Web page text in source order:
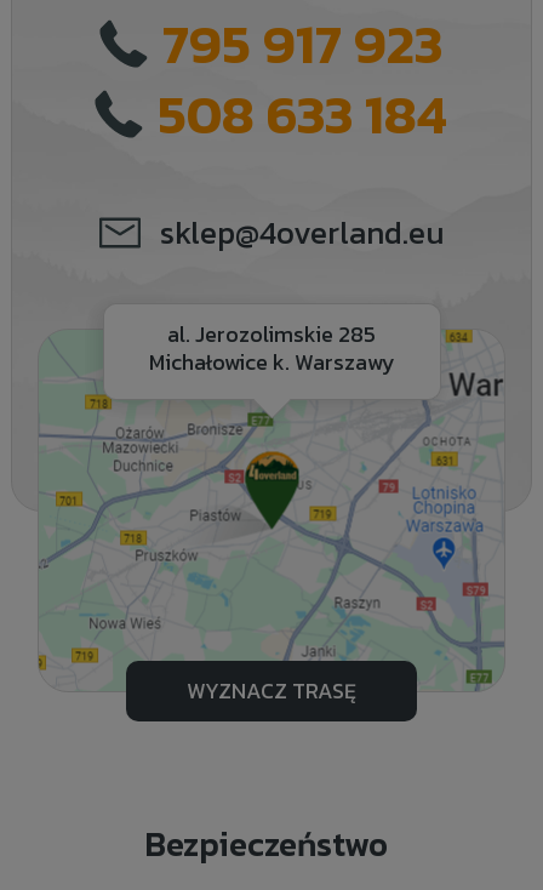
795 917 923
508 633 184
sklep@4overland.eu
al. Jerozolimskie 285
Michałowice k. Warszawy
WYZNACZ TRASĘ
Bezpieczeństwo